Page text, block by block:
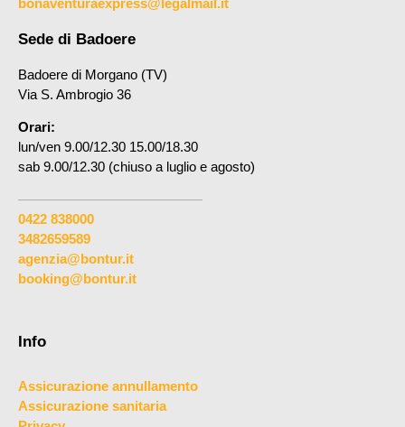
bonaventuraexpress@legalmail.it
Sede di Badoere
Badoere di Morgano (TV)
Via S. Ambrogio 36
Orari:
lun/ven 9.00/12.30 15.00/18.30
sab 9.00/12.30 (chiuso a luglio e agosto)
0422 838000
3482659589
agenzia@bontur.it
booking@bontur.it
Info
Assicurazione annullamento
Assicurazione sanitaria